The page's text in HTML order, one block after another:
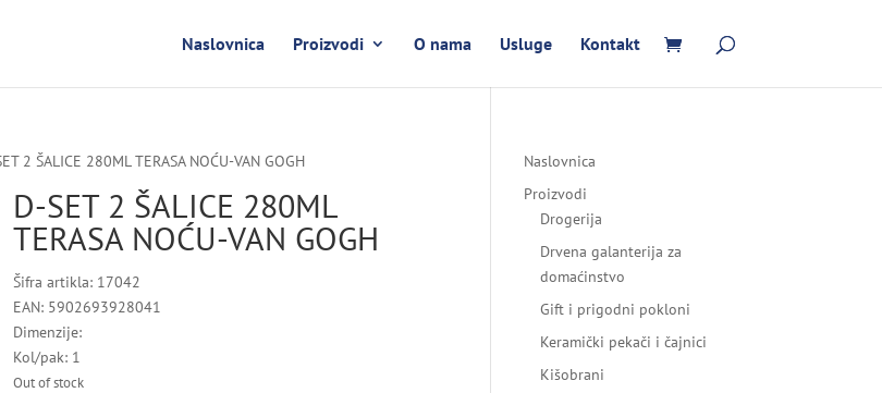
Naslovnica Proizvodi O nama Usluge Kontakt
2 ŠALICE 280ML TERASA NOĆU-VAN GOGH
D-SET 2 ŠALICE 280ML
TERASA NOĆU-VAN GOGH
Šifra artikla: 17042
EAN: 5902693928041
Dimenzije:
Kol/pak: 1
Out of stock
Naslovnica
Proizvodi
Drogerija
Drvena galanterija za
domaćinstvo
Gift i prigodni pokloni
Keramički pekači i čajnici
Kišobrani